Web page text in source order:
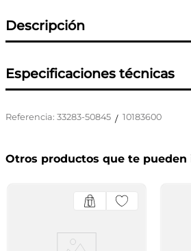
Descripción
Especificaciones técnicas
Referencia: 33283-50845 / 10183600
Otros productos que te pueden